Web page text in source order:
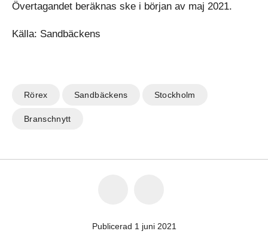
Övertagandet beräknas ske i början av maj 2021.
Källa: Sandbäckens
Rörex Sandbäckens Stockholm
Branschnytt
Publicerad 1 juni 2021